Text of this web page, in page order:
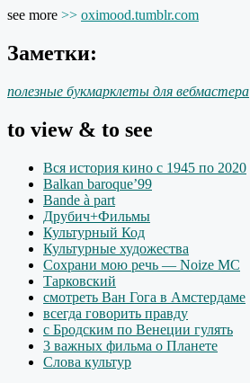
see more >> oximood.tumblr.com
Заметки:
полезные букмарклеты для вебмастера
to view & to see
Вся история кино с 1945 по 2020
Balkan baroque’99
Bande à part
Друбич+Фильмы
Культурный Код
Культурные художества
Сохрани мою речь — Noize MC
Тарковский
смотреть Ван Гога в Амстердаме
всегда говорить правду
с Бродским по Венеции гулять
3 важных фильма о Планете
Слова культур